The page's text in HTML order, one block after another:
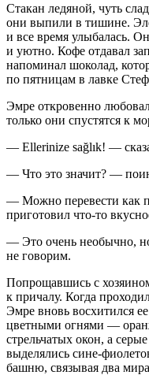
Стакан ледяной, чуть
они выпили в тишине.
и все время улыбалась.
и уютно. Кофе отдавал
напоминал шоколад,
по пятницам в лавке
Эмре откровенно
только они спустятся к
— Ellerinize sağlık! —
— Что это значит? —
— Можно перевести как
приготовил что-то
— Это очень необычно,
не говорим.
Попрощавшись с
к причалу. Когда
Эмре вновь восхитился
цветными огнями —
стрельчатых окон, а
выделялись сине-
башню, связывая два